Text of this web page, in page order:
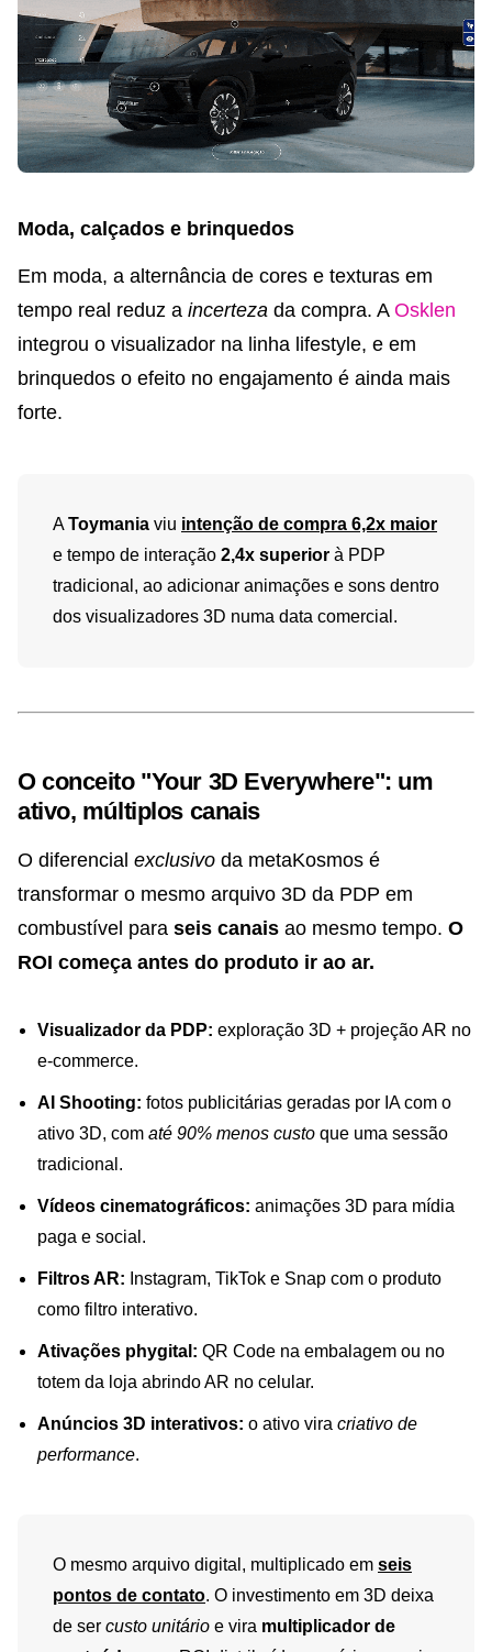
Moda, calçados e brinquedos
Em moda, a alternância de cores e texturas em
tempo real reduz a incerteza da compra. A Osklen
integrou o visualizador na linha lifestyle, e em
brinquedos o efeito no engajamento é ainda mais
forte.
AToymania viu intenção de compra 6,2x maior
e tempo de interação 2,4x superior à PDP
tradicional, ao adicionar animações e sons dentro
dos visualizadores 3D numa data comercial.
O conceito "Your 3D Everywhere": um
ativo, múltiplos canais
O diferencial exclusivo da metaKosmos é
transformar o mesmo arquivo 3D da PDP em
combustível para seis canais ao mesmo tempo. O
ROI começa antes do produto ir ao ar.
Visualizador da PDP: exploração 3D + projeção AR no
e-commerce.
AI Shooting: fotos publicitárias geradas por IA com o
ativo 3D, com até 90% menos custo que uma sessão
tradicional.
Vídeos cinematográficos: animações 3D para mídia
paga e social.
Filtros AR: Instagram, TikTok e Snap com o produto
como filtro interativo.
Ativações phygital: QR Code na embalagem ou no
totem da loja abrindo AR no celular.
Anúncios 3D interativos: o ativo vira criativo de
performance.
O mesmo arquivo digital, multiplicado em seis
pontos de contato. O investimento em 3D deixa
de ser custo unitário e vira multiplicador de